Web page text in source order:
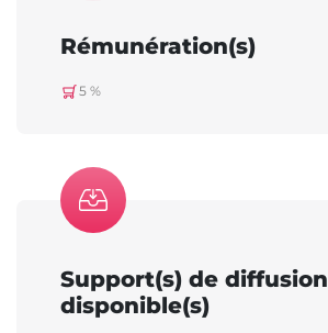
Rémunération(s)
5 %
Support(s) de diffusion
disponible(s)